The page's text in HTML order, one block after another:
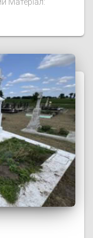
Матеріал: